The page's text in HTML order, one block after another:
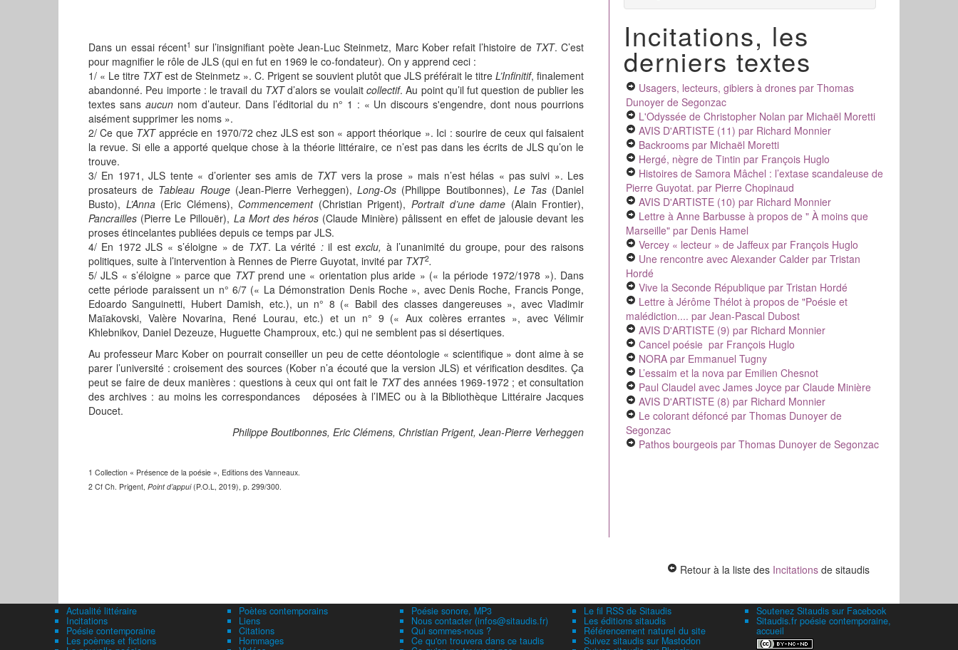
Dans un essai récent1 sur l’insignifiant poète Jean-Luc Steinmetz, Marc Kober refait l’histoire de TXT. C’est
pour magnifier le rôle de JLS (qui en fut en 1969 le co-fondateur). On y apprend ceci :
1/ « Le titre TXTest de Steinmetz ». C. Prigent se souvient plutôt que JLS préférait le titre L’Infinitif, finalement
abandonné. Peu importe : le travail du TXTd’alors se voulaitcollectif. Au point qu’il fut question de publier les
textes sansaucun nom d’auteur. Dans l’éditorial du n° 1 : « Un discours s'engendre, dont nous pourrions
aisément supprimer les noms ».
2/ Ce que TXTapprécie en 1970/72 chez JLS est son « apport théorique ». Ici : sourire de ceux qui faisaient
la revue. Si elle a apporté quelque chose à la théorie littéraire, ce n’est pas dans les écrits de JLS qu’on le
trouve.
3/ En 1971, JLS tente « d’orienter ses amis de TXT vers la prose » mais n’est hélas « pas suivi ». Les
prosateurs de Tableau Rouge(Jean-Pierre Verheggen),Long-Os (Philippe Boutibonnes), Le Tas (Daniel
Busto), L’Anna (Eric Clémens), Commencement (Christian Prigent),Portrait d’une dame (Alain Frontier),
Pancrailles (Pierre Le Pillouër), La Mort des héros (Claude Minière) pâlissent en effet de jalousie devant les
proses étincelantes publiées depuis ce temps par JLS.
4/ En 1972 JLS « s’éloigne » de TXT. La vérité :il estexclu, à l’unanimité du groupe, pour des raisons
politiques, suite à l’intervention à Rennes de Pierre Guyotat, invité par TXT2.
5/ JLS « s’éloigne » parce que TXTprend une « orientation plus aride » (« la période 1972/1978 »). Dans
cette période paraissent un n° 6/7 (« La Démonstration Denis Roche », avec Denis Roche, Francis Ponge,
Edoardo Sanguinetti, Hubert Damish, etc.), un n° 8 (« Babil des classes dangereuses », avec Vladimir
Maïakovski, Valère Novarina, René Lourau, etc.) et un n° 9 (« Aux colères errantes », avec Vélimir
Khlebnikov, Daniel Dezeuze, Huguette Champroux, etc.) qui ne semblent pas si désertiques.
Au professeur Marc Kober on pourrait conseiller un peu de cette déontologie « scientifique » dont aime à se
parer l’université : croisement des sources (Kober n’a écouté que la version JLS) et vérification desdites. Ça
peut se faire de deux manières : questions à ceux qui ont fait le TXTdes années 1969-1972 ; et consultation
des archives : au moins les correspondances déposées à l’IMEC ou à la Bibliothèque Littéraire Jacques
Doucet.
Philippe Boutibonnes, Eric Clémens, Christian Prigent, Jean-Pierre Verheggen
1 Collection « Présence de la poésie », Editions des Vanneaux.
2 Cf Ch. Prigent, Point d’appui(P.O.L, 2019), p. 299/300.
Incitations, les
derniers textes
Usagers, lecteurs, gibiers à dronespar Thomas
Dunoyer de Segonzac
L'Odyssée de Christopher Nolan par Michaël Moretti
AVIS D'ARTISTE (11) par Richard Monnier
Backroomspar Michaël Moretti
Hergé, nègre de Tintin par François Huglo
Histoires de Samora Mâchel : l’extase scandaleuse de
Pierre Guyotat. par Pierre Chopinaud
AVIS D'ARTISTE (10) par Richard Monnier
Lettre à Anne Barbusse à propos de " À moins que
Marseille"par Denis Hamel
Vercey « lecteur » de Jaffeuxpar François Huglo
Une rencontre avec Alexander Calderpar Tristan
Hordé
Vive la Seconde Républiquepar Tristan Hordé
Lettre à Jérôme Thélot à propos de "Poésie et
malédiction.... par Jean-Pascal Dubost
AVIS D'ARTISTE (9) par Richard Monnier
Cancel poésie par François Huglo
NORApar Emmanuel Tugny
L’essaim et la nova par Emilien Chesnot
Paul Claudel avec James Joycepar Claude Minière
AVIS D'ARTISTE (8) par Richard Monnier
Le colorant défoncépar Thomas Dunoyer de
Segonzac
Pathos bourgeoispar Thomas Dunoyer de Segonzac
Retour à la liste des Incitations de sitaudis
Actualité littéraire
Incitations
Poésie contemporaine
Les poèmes et fictions
Poètes contemporains
Liens
Citations
Hommages
Poésie sonore, MP3
Nous contacter (infos@sitaudis.fr)
Qui sommes-nous ?
Ce qu'on trouvera dans ce taudis
Le fil RSS de Sitaudis
Les éditions sitaudis
Référencement naturel du site
Suivez sitaudis sur Mastodon
Soutenez Sitaudis sur Facebook
Sitaudis.fr poésie contemporaine,
accueil